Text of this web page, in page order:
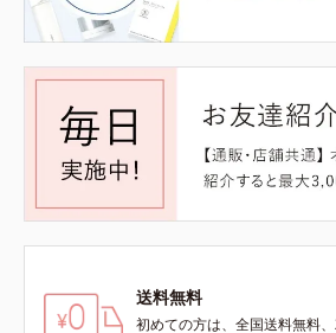
送料無料
初めての方は、全国送料無料